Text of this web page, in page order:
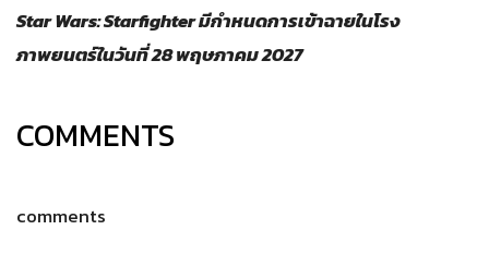
Star Wars: Starfighter มีกำหนดการเข้าฉายในโรง
ภาพยนตร์ในวันที่ 28 พฤษภาคม 2027
COMMENTS
comments